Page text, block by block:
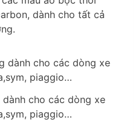
dành cho tất cả
cho các dòng xe
piaggio…